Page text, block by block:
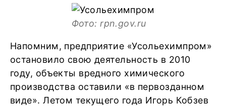
Фото: rpn.gov.ru
Напомним, предприятие «Усольехимпром»
остановило свою деятельность в 2010
году, объекты вредного химического
производства оставили «в первозданном
виде». Летом текущего года Игорь Кобзев